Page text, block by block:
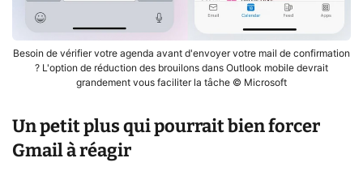
Besoin de vérifier votre agenda avant d'envoyer votre mail de confirmation
? L'option de réduction des brouilons dans Outlook mobile devrait
grandement vous faciliter la tâche © Microsoft
Un petit plus qui pourrait bien forcer
Gmail à réagir